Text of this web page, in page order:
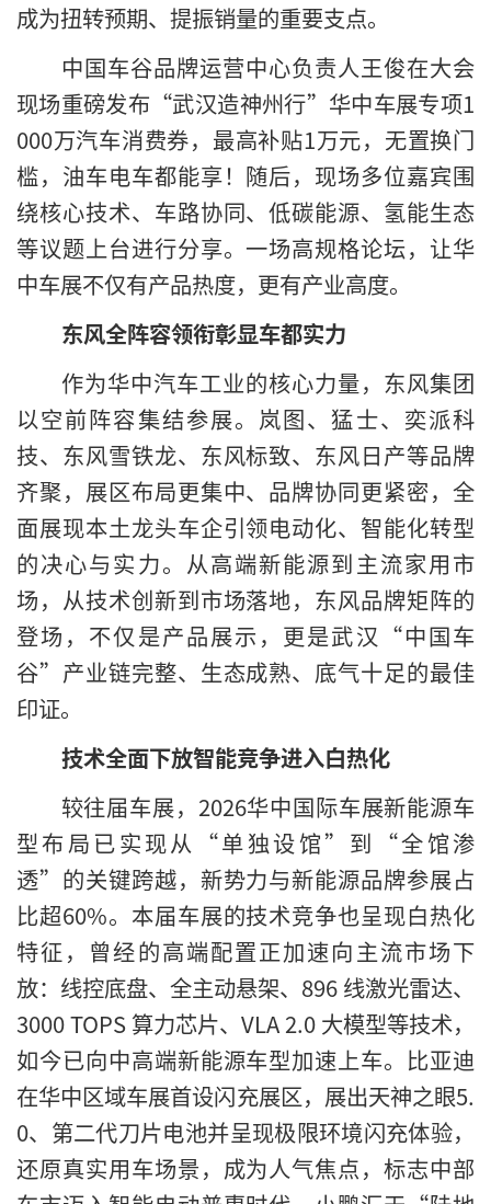
成为扭转预期、提振销量的重要支点。
中国车谷品牌运营中心负责人王俊在大会
现场重磅发布“武汉造神州行”华中车展专项1
000万汽车消费券，最高补贴1万元，无置换门
槛，油车电车都能享！随后，现场多位嘉宾围
绕核心技术、车路协同、低碳能源、氢能生态
等议题上台进行分享。一场高规格论坛，让华
中车展不仅有产品热度，更有产业高度。
东风全阵容领衔彰显车都实力
作为华中汽车工业的核心力量，东风集团
以空前阵容集结参展。岚图、猛士、奕派科
技、东风雪铁龙、东风标致、东风日产等品牌
齐聚，展区布局更集中、品牌协同更紧密，全
面展现本土龙头车企引领电动化、智能化转型
的决心与实力。从高端新能源到主流家用市
场，从技术创新到市场落地，东风品牌矩阵的
登场，不仅是产品展示，更是武汉“中国车
谷”产业链完整、生态成熟、底气十足的最佳
印证。
技术全面下放智能竞争进入白热化
较往届车展，2026华中国际车展新能源车
型布局已实现从“单独设馆”到“全馆渗
透”的关键跨越，新势力与新能源品牌参展占
比超60%。本届车展的技术竞争也呈现白热化
特征，曾经的高端配置正加速向主流市场下
放：线控底盘、全主动悬架、896 线激光雷达、
3000 TOPS 算力芯片、VLA 2.0 大模型等技术，
如今已向中高端新能源车型加速上车。比亚迪
在华中区域车展首设闪充展区，展出天神之眼5.
0、第二代刀片电池并呈现极限环境闪充体验，
还原真实用车场景，成为人气焦点，标志中部